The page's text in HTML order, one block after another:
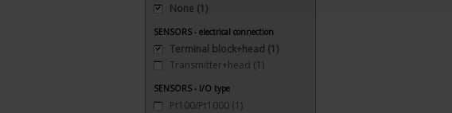
None (1)
SENSORS - electrical connection
Terminal block+head (1)
Transmitter+head (1)
SENSORS - I/O type
Pt100/Pt1000 (1)